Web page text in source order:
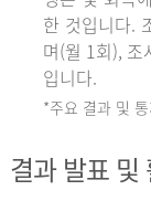
한 것입니다.
며(월 1회),
입니다.
*주요 결과 및
결과 발표 및